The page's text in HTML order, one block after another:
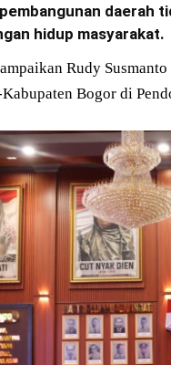
hidup masyarakat.
Rudy
Bogor di